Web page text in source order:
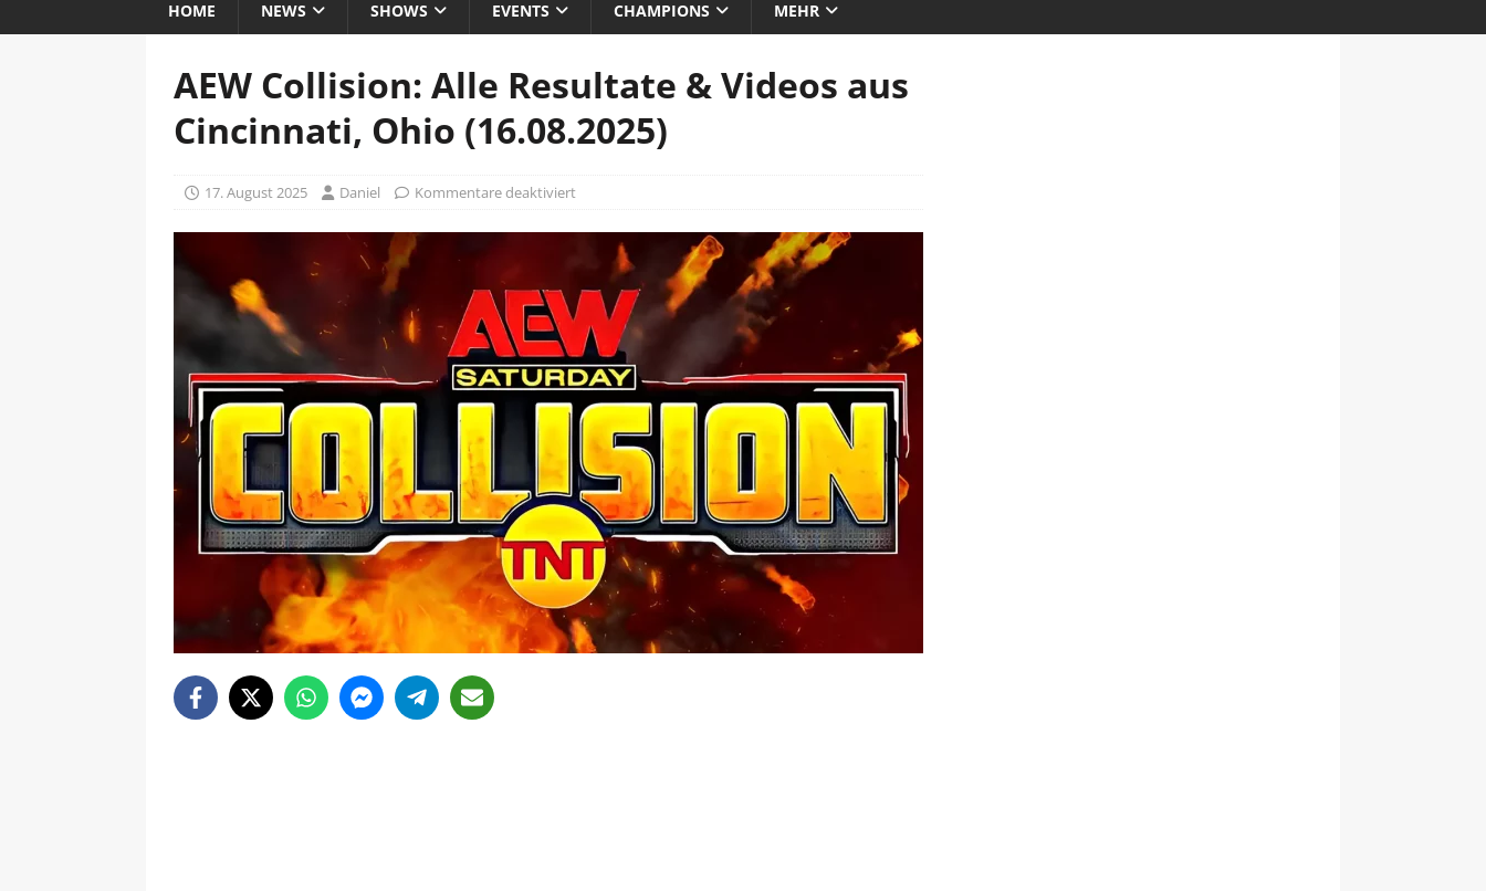
HOME NEWS SHOWS EVENTS CHAMPIONS MEHR
AEW Collision: Alle Resultate & Videos aus
Cincinnati, Ohio (16.08.2025)
17. August 2025 Daniel Kommentare deaktiviert